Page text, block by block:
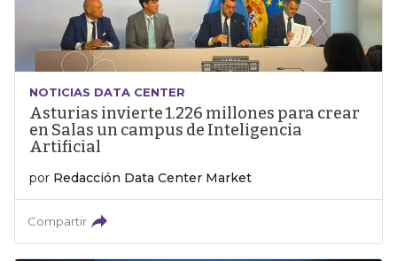
NOTICIAS DATA CENTER
Asturias invierte 1.226 millones para crear
en Salas un campus de Inteligencia
Artificial
por Redacción Data Center Market
Compartir